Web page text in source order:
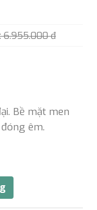
6.955.000 đ
Bề mặt men
êm.